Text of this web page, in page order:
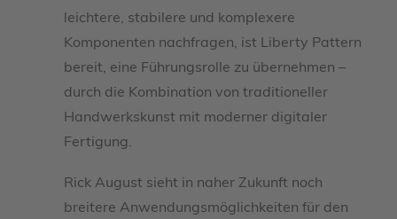
leichtere, stabilere und komplexere
Komponenten nachfragen, ist Liberty Pattern
bereit, eine Führungsrolle zu übernehmen –
durch die Kombination von traditioneller
Handwerkskunst mit moderner digitaler
Fertigung.
Rick August sieht in naher Zukunft noch
breitere Anwendungsmöglichkeiten für den